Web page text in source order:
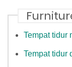
Tempat tidur
Tempat tidur